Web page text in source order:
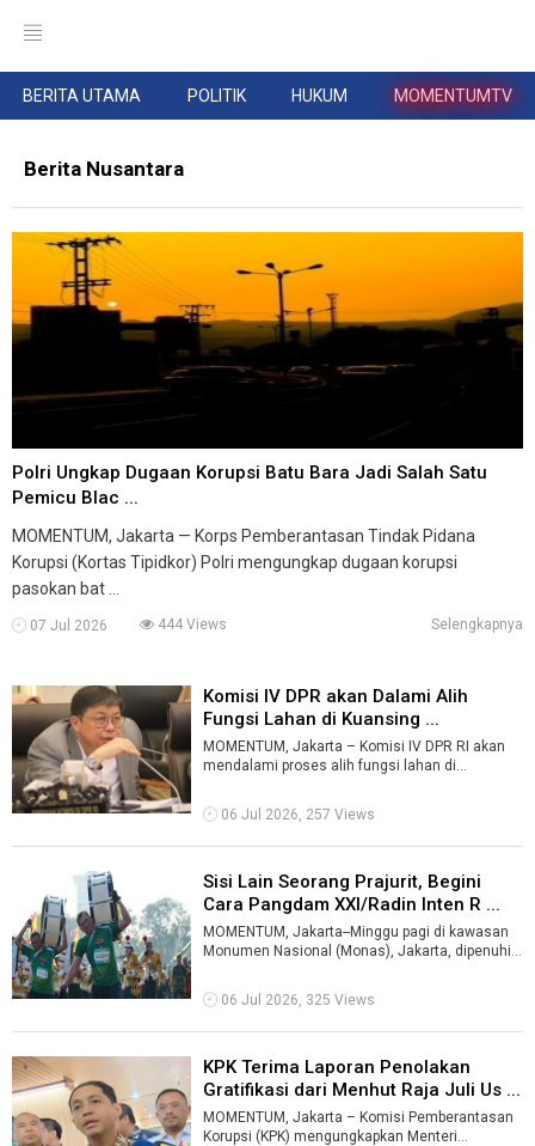
BERITA UTAMA POLITIK HUKUM MOMENTUMTV
Berita Nusantara
Polri Ungkap Dugaan Korupsi Batu Bara Jadi Salah Satu
Pemicu Blac ...
MOMENTUM, Jakarta — Korps Pemberantasan Tindak Pidana
Korupsi (Kortas Tipidkor) Polri mengungkap dugaan korupsi
pasokan bat ...
07 Jul 2026 444 Views Selengkapnya
Komisi IV DPR akan Dalami Alih
Fungsi Lahan di Kuansing ...
MOMENTUM, Jakarta – Komisi IV DPR RI akan
mendalami proses alih fungsi lahan di
06 Jul 2026, 257 Views
Sisi Lain Seorang Prajurit, Begini
Cara Pangdam XXI/Radin Inten R ...
MOMENTUM, Jakarta--Minggu pagi di kawasan
Monumen Nasional (Monas), Jakarta, dipenuhi
06 Jul 2026, 325 Views
KPK Terima Laporan Penolakan
Gratifikasi dari Menhut Raja Juli Us ...
MOMENTUM, Jakarta – Komisi Pemberantasan
Korupsi (KPK) mengungkapkan Menteri